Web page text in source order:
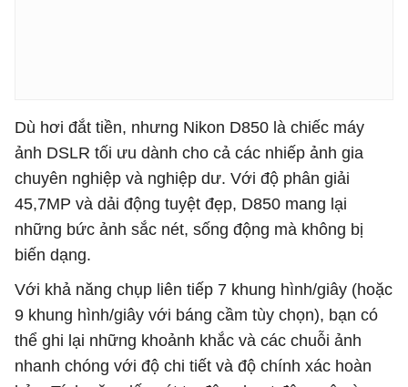
Dù hơi đắt tiền, nhưng Nikon D850 là chiếc máy
ảnh DSLR tối ưu dành cho cả các nhiếp ảnh gia
chuyên nghiệp và nghiệp dư. Với độ phân giải
45,7MP và dải động tuyệt đẹp, D850 mang lại
những bức ảnh sắc nét, sống động mà không bị
biến dạng.
Với khả năng chụp liên tiếp 7 khung hình/giây (hoặc
9 khung hình/giây với báng cầm tùy chọn), bạn có
thể ghi lại những khoảnh khắc và các chuỗi ảnh
nhanh chóng với độ chi tiết và độ chính xác hoàn